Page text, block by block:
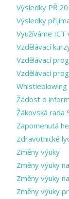
Výsledky PŘ
Výsledky
Využíváme
Vzdělávací
Vzdělávací
Vzdělávací
Whistleblowing
Žádost o
Žákovská rada
Zapomenutá
Zdravotnické
Změny výuky
Změny výuky
Změny výuky
Změny výuky